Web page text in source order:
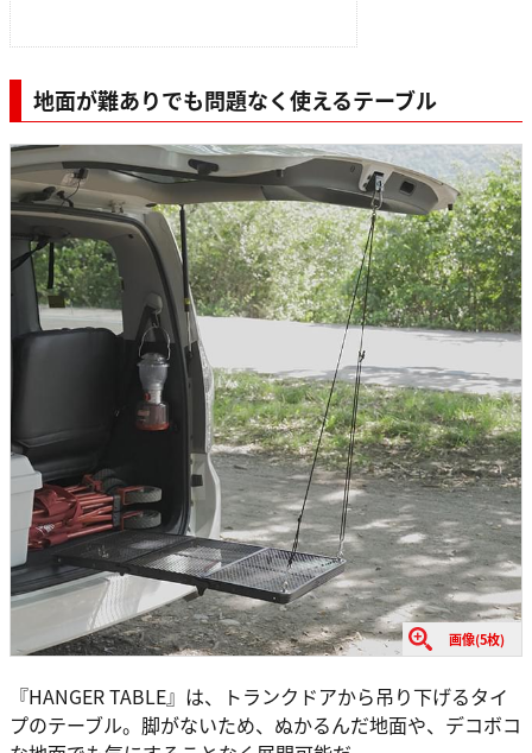
地面が難ありでも問題なく使えるテーブル
画像(5枚)
『HANGER TABLE』は、トランクドアから吊り下げるタイ
プのテーブル。脚がないため、ぬかるんだ地面や、デコボコ